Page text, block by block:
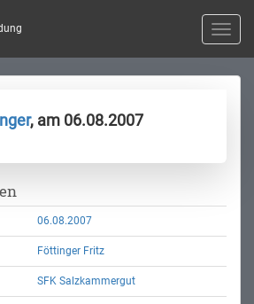
Toggle
, am 06.08.2007
06.08.2007
Föttinger Fritz
SFK Salzkammergut